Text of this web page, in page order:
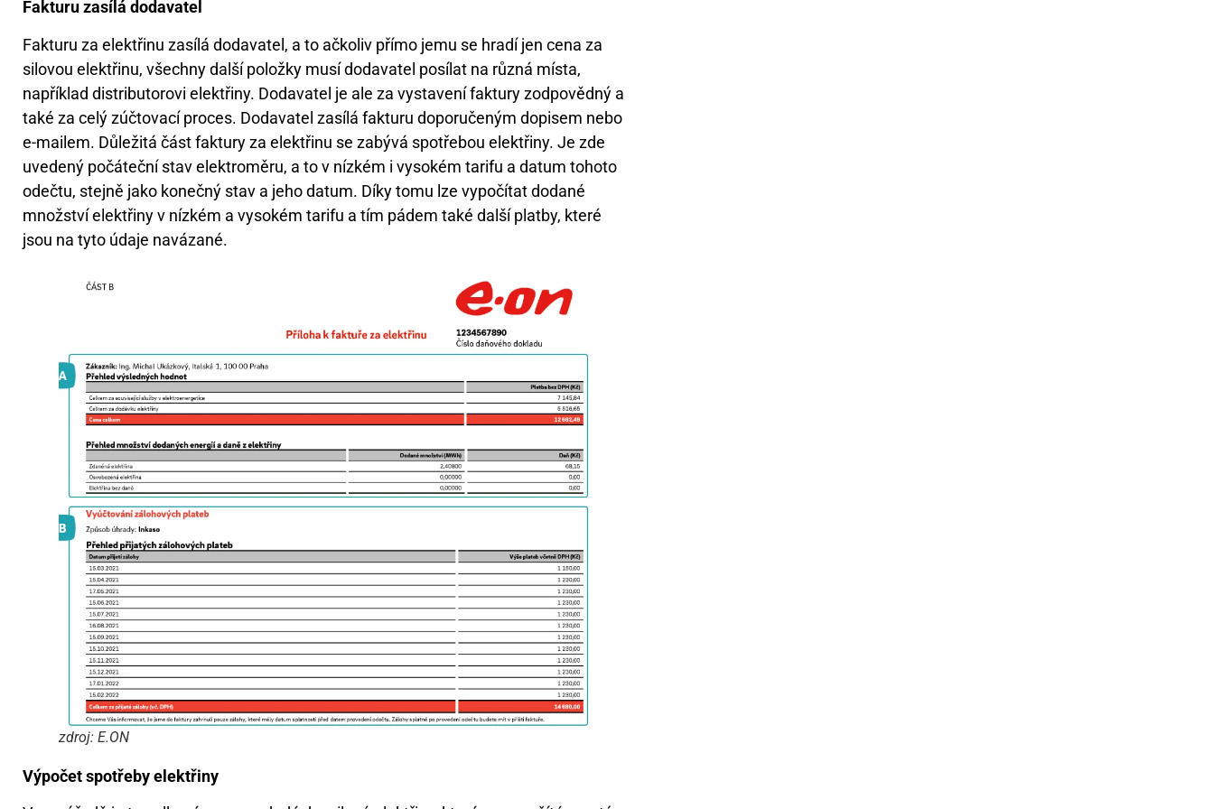
Fakturu zasílá dodavatel
Fakturu za elektřinu zasílá dodavatel, a to ačkoliv přímo jemu se hradí jen cena za
silovou elektřinu, všechny další položky musí dodavatel posílat na různá místa,
například distributorovi elektřiny. Dodavatel je ale za vystavení faktury zodpovědný a
také za celý zúčtovací proces. Dodavatel zasílá fakturu doporučeným dopisem nebo
e-mailem. Důležitá část faktury za elektřinu se zabývá spotřebou elektřiny. Je zde
uvedený počáteční stav elektroměru, a to v nízkém i vysokém tarifu a datum tohoto
odečtu, stejně jako konečný stav a jeho datum. Díky tomu lze vypočítat dodané
množství elektřiny v nízkém a vysokém tarifu a tím pádem také další platby, které
jsou na tyto údaje navázané.
zdroj: E.ON
Výpočet spotřeby elektřiny